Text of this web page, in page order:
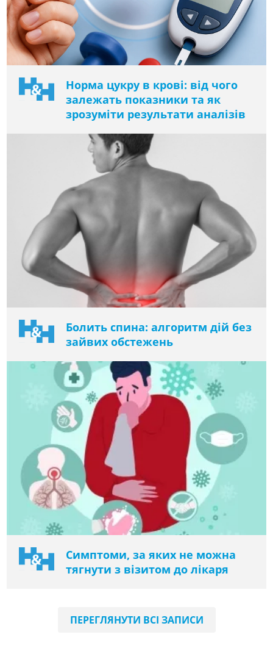
Норма цукру в крові: від чого
залежать показники та як
зрозуміти результати аналізів
Болить спина: алгоритм дій без
зайвих обстежень
Симптоми, за яких не можна
тягнути з візитом до лікаря
ПЕРЕГЛЯНУТИ ВСІ ЗАПИСИ